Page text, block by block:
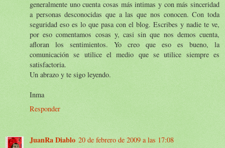
generalmente uno cuenta cosas más intimas y con más sinceridad
a personas desconocidas que a las que nos conocen. Con toda
seguridad eso es lo que pasa con el blog. Escribes y nadie te ve,
por eso comentamos cosas y, casi sin que nos demos cuenta,
afloran los sentimientos. Yo creo que eso es bueno, la
comunicación se utilice el medio que se utilice siempre es
satisfactoria.
Un abrazo y te sigo leyendo.
Inma
Responder
JuanRa Diablo 20 de febrero de 2009 a las 17:08